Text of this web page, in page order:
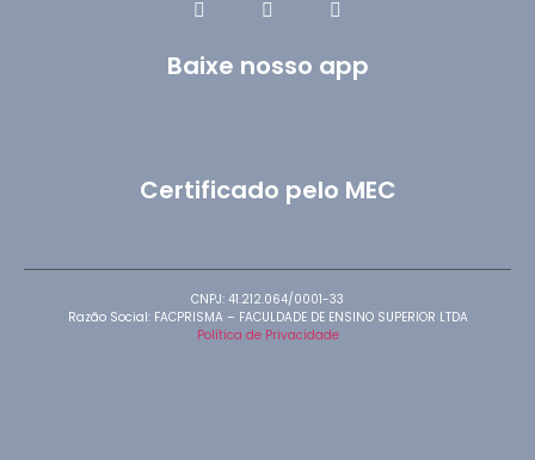
Baixe nosso app
Certificado pelo MEC
CNPJ: 41.212.064/0001-33
Razão Social: FACPRISMA – FACULDADE DE ENSINO SUPERIOR LTDA
Política de Privacidade